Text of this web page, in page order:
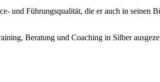
und Führungsqualität, die er auch in
Beratung und Coaching in Silber